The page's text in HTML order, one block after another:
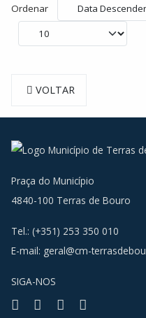
Ordenar
VOLTAR
Praça do Município
4840-100 Terras de Bouro
Tel.: (+351) 253 350 010
E-mail: geral@cm-
SIGA-NOS